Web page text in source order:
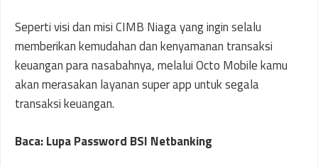
Seperti visi dan misi CIMB Niaga yang ingin selalu
memberikan kemudahan dan kenyamanan transaksi
keuangan para nasabahnya, melalui Octo Mobile kamu
akan merasakan layanan super app untuk segala
transaksi keuangan.
Baca: Lupa Password BSI Netbanking